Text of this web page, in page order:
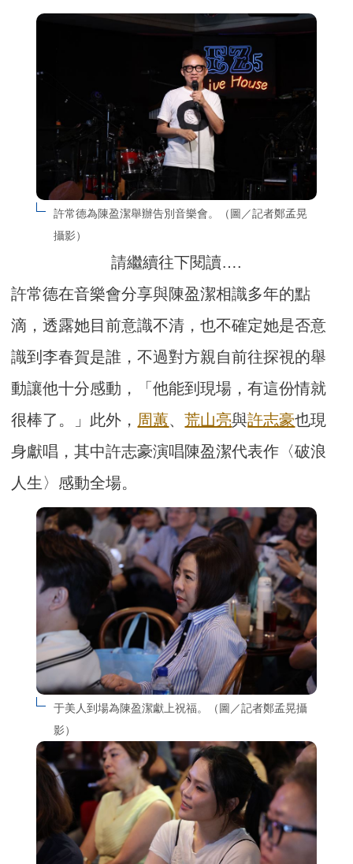
許常德為陳盈潔舉辦告別音樂會。（圖／記者鄭孟晃
攝影）
請繼續往下閱讀….
許常德在音樂會分享與陳盈潔相識多年的點
滴，透露她目前意識不清，也不確定她是否意
識到李春賀是誰，不過對方親自前往探視的舉
動讓他十分感動，「他能到現場，有這份情就
很棒了。」此外， 周蕙、荒山亮與許志豪也現
身獻唱，其中許志豪演唱陳盈潔代表作〈破浪
人生〉感動全場。
于美人到場為陳盈潔獻上祝福。（圖／記者鄭孟晃攝
影）